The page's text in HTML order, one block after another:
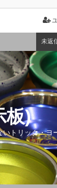
未返
板)
トリック・ヨ